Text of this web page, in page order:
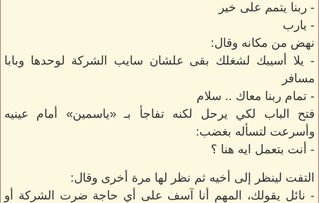
- ربنا يتمم على خير
- يارب
نهض من مكانه وقال:
- يلا أسيبك لشغلك بقى علشان سايب الشركة لوحدها وبابا
مسافر
- تمام ربنا معاك .. سلام
فتح الباب لكي يرحل لكنه تفاجأ بـ «ياسمين» أمام عينيه
وأسرعت لتسأله بغضب:
- أنت بتعمل ايه هنا ؟
التفت لينظر إلى أخيه ثم نظر لها مرة أخرى وقال:
- نائل يقولك، المهم أنا آسف على أي حاجة ضرت الشركة أو